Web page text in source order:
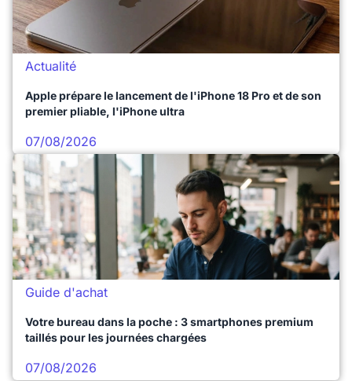
Actualité
Apple prépare le lancement de l'iPhone 18 Pro et de son
premier pliable, l'iPhone ultra
07/08/2026
Guide d'achat
Votre bureau dans la poche : 3 smartphones premium
taillés pour les journées chargées
07/08/2026